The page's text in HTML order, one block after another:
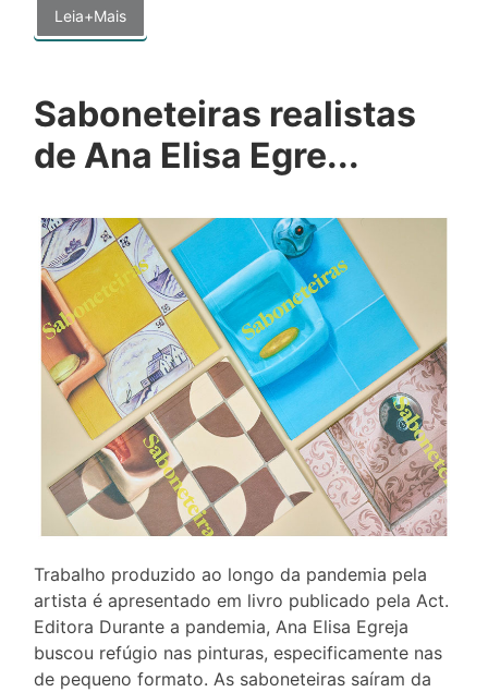
Leia+Mais
Saboneteiras realistas
de Ana Elisa Egre...
Trabalho produzido ao longo da pandemia pela
artista é apresentado em livro publicado pela Act.
Editora Durante a pandemia, Ana Elisa Egreja
buscou refúgio nas pinturas, especificamente nas
de pequeno formato. As saboneteiras saíram da